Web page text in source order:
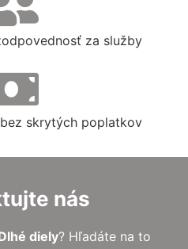
za služby
skrytých poplatkov
nás
diely? Hľadáte na to